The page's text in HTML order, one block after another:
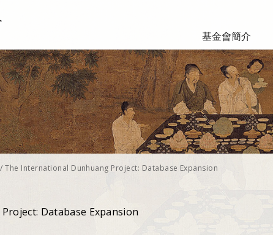
基金會簡介
/The International Dunhuang Project: Database Expansion
Database Expansion